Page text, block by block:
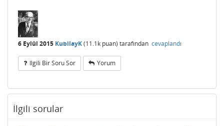
6 Eylül 2015 KubilayK(11.1k puan) tarafından cevaplandı
Ilgili Bir Soru Sor Yorum
İlgili sorular